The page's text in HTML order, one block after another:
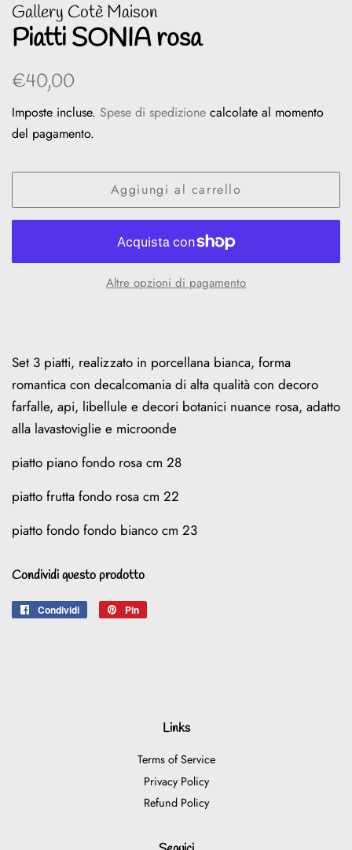
Gallery Cotè Maison
Piatti SONIA rosa
Prezzo
listino
€40,00
Imposte incluse. Spese di spedizione calcolate al momento
del pagamento.
Aggiungi al carrello
Altre opzioni di pagamento
Set 3 piatti, realizzato in porcellana bianca, forma
romantica con decalcomania di alta qualità con decoro
farfalle, api, libellule e decori botanici nuance rosa, adatto
alla lavastoviglie e microonde
piatto piano fondo rosa cm 28
piatto frutta fondo rosa cm 22
piatto fondo fondo bianco cm 23
Condividi questo prodotto
Condividi
CondividiPin
Links
Terms of Service
Privacy Policy
Refund Policy